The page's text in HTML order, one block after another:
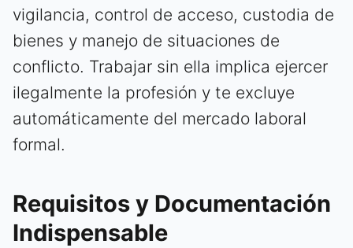
vigilancia, control de acceso, custodia de
bienes y manejo de situaciones de
conflicto. Trabajar sin ella implica ejercer
ilegalmente la profesión y te excluye
automáticamente del mercado laboral
formal.
Requisitos y Documentación
Indispensable